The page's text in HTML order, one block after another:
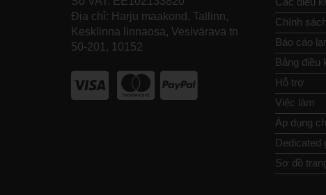
Địa chỉ: Harju maakond, Tallinn,
Kesklinna linnaosa, Vesivärava tn
50-201, 10152
Chính
Báo cáo
Bảng điều
Hỗ trợ
Việc làm
Áp dụng
Dedicated
Sơ đồ